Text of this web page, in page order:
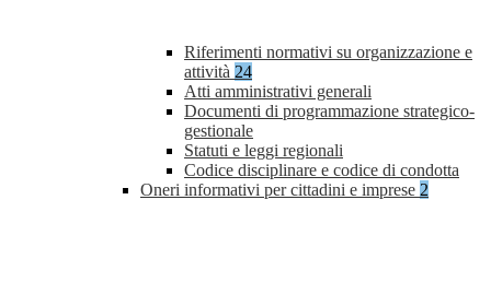
Riferimenti normativi su organizzazione e
attività 24
Atti amministrativi generali
Documenti di programmazione strategico-
gestionale
Statuti e leggi regionali
Codice disciplinare e codice di condotta
Oneri informativi per cittadini e imprese 2